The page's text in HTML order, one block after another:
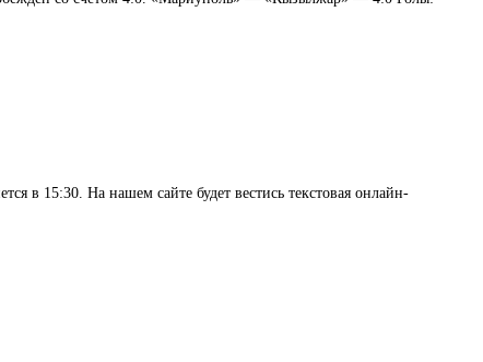
в 15:30. На нашем сайте будет вестись текстовая онлайн-